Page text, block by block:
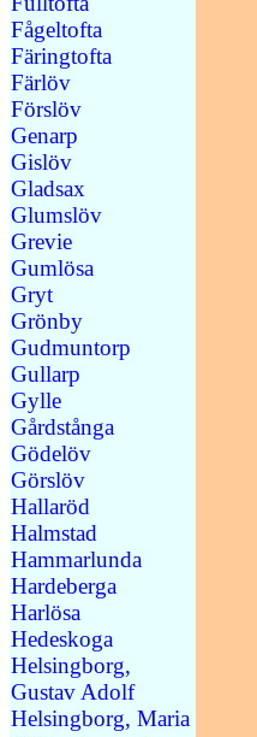
Fågeltofta
Färingtofta
Färlöv
Förslöv
Genarp
Gislöv
Gladsax
Glumslöv
Grevie
Gumlösa
Gryt
Grönby
Gudmuntorp
Gullarp
Gylle
Gårdstånga
Gödelöv
Görslöv
Hallaröd
Halmstad
Hammarlunda
Hardeberga
Harlösa
Hedeskoga
Helsingborg,
Gustav Adolf
Helsingborg, Maria